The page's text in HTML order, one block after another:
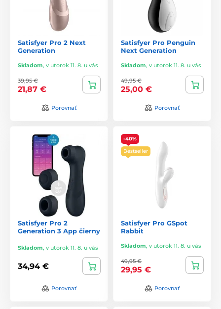
Satisfyer Pro 2 Next
Generation
Skladom, v utorok 11. 8. u vás
39,95 €
21,87 €
Porovnať
Satisfyer Pro Penguin
Next Generation
Skladom, v utorok 11. 8. u vás
49,95 €
25,00 €
Porovnať
Satisfyer Pro 2
Generation 3 App čierny
Skladom, v utorok 11. 8. u vás
34,94 €
Porovnať
-40%
Bestseller
Satisfyer Pro GSpot
Rabbit
Skladom, v utorok 11. 8. u vás
49,95 €
29,95 €
Porovnať